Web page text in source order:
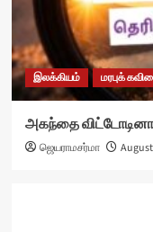
இலக்கியம் மரபுக்
அகந்தை
ஜெயராமசர்மா